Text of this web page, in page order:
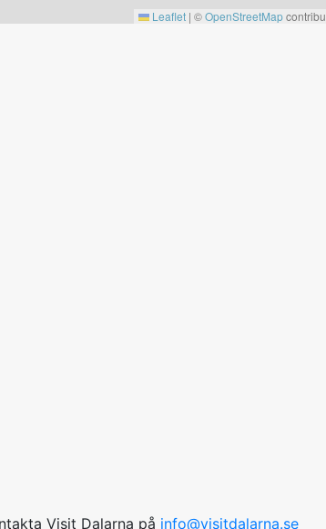
Leaflet | ©OpenStreetMap
Visit Dalarna på info@visitdalarna.se